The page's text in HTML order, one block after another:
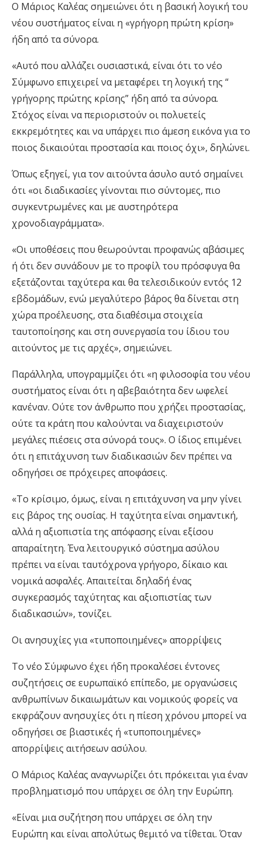
Ο Μάριος Καλέας σημειώνει ότι η βασική λογική του
νέου συστήματος είναι η «γρήγορη πρώτη κρίση»
ήδη από τα σύνορα.
«Αυτό που αλλάζει ουσιαστικά, είναι ότι το νέο
Σύμφωνο επιχειρεί να μεταφέρει τη λογική της “
γρήγορης πρώτης κρίσης” ήδη από τα σύνορα.
Στόχος είναι να περιοριστούν οι πολυετείς
εκκρεμότητες και να υπάρχει πιο άμεση εικόνα για το
ποιος δικαιούται προστασία και ποιος όχι», δηλώνει.
Όπως εξηγεί, για τον αιτούντα άσυλο αυτό σημαίνει
ότι «οι διαδικασίες γίνονται πιο σύντομες, πιο
συγκεντρωμένες και με αυστηρότερα
χρονοδιαγράμματα».
«Οι υποθέσεις που θεωρούνται προφανώς αβάσιμες
ή ότι δεν συνάδουν με το προφίλ του πρόσφυγα θα
εξετάζονται ταχύτερα και θα τελεσιδικούν εντός 12
εβδομάδων, ενώ μεγαλύτερο βάρος θα δίνεται στη
χώρα προέλευσης, στα διαθέσιμα στοιχεία
ταυτοποίησης και στη συνεργασία του ίδιου του
αιτούντος με τις αρχές», σημειώνει.
Παράλληλα, υπογραμμίζει ότι «η φιλοσοφία του νέου
συστήματος είναι ότι η αβεβαιότητα δεν ωφελεί
κανέναν. Ούτε τον άνθρωπο που χρήζει προστασίας,
ούτε τα κράτη που καλούνται να διαχειριστούν
μεγάλες πιέσεις στα σύνορά τους». Ο ίδιος επιμένει
ότι η επιτάχυνση των διαδικασιών δεν πρέπει να
οδηγήσει σε πρόχειρες αποφάσεις.
«Το κρίσιμο, όμως, είναι η επιτάχυνση να μην γίνει
εις βάρος της ουσίας. Η ταχύτητα είναι σημαντική,
αλλά η αξιοπιστία της απόφασης είναι εξίσου
απαραίτητη. Ένα λειτουργικό σύστημα ασύλου
πρέπει να είναι ταυτόχρονα γρήγορο, δίκαιο και
νομικά ασφαλές. Απαιτείται δηλαδή ένας
συγκερασμός ταχύτητας και αξιοπιστίας των
διαδικασιών», τονίζει.
Οι ανησυχίες για «τυποποιημένες» απορρίψεις
Το νέο Σύμφωνο έχει ήδη προκαλέσει έντονες
συζητήσεις σε ευρωπαϊκό επίπεδο, με οργανώσεις
ανθρωπίνων δικαιωμάτων και νομικούς φορείς να
εκφράζουν ανησυχίες ότι η πίεση χρόνου μπορεί να
οδηγήσει σε βιαστικές ή «τυποποιημένες»
απορρίψεις αιτήσεων ασύλου.
Ο Μάριος Καλέας αναγνωρίζει ότι πρόκειται για έναν
προβληματισμό που υπάρχει σε όλη την Ευρώπη.
«Είναι μια συζήτηση που υπάρχει σε όλη την
Ευρώπη και είναι απολύτως θεμιτό να τίθεται. Όταν